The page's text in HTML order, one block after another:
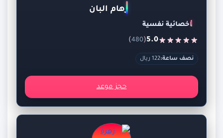
رهام البان
اخصائية نفسية
5.0
(
480
)
نصف ساعة:122 ريال
حجز موعد